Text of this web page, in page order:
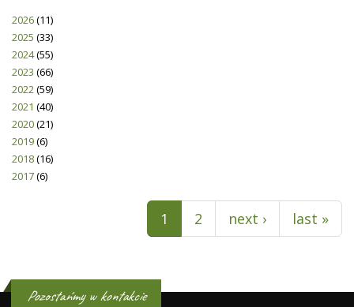
2026(11)
2025 (33)
2024(55)
2023 (66)
2022(59)
2021 (40)
2020(21)
2019(6)
2018(16)
2017(6)
1 2 next › last »
Pozostańmy w kontakcie